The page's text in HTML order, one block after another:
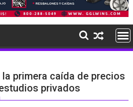
primera caída de precios
privados